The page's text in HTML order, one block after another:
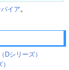
イア。
Dシリーズ）‎‎